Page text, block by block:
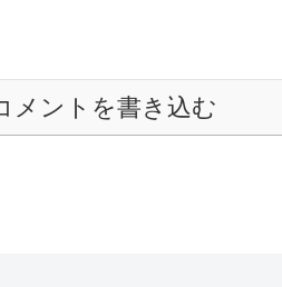
メントを書き込む